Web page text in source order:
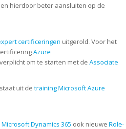
hierdoor beter aansluiten op de
certificeringen uitgerold. Voor het
Azure
om te starten met de Associate
uit de training Microsoft Azure
Microsoft Dynamics 365 ook nieuwe Role-